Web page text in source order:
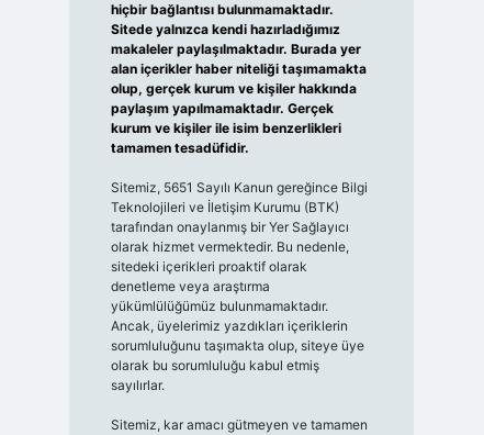
hiçbir bağlantısı bulunmamaktadır.
Sitede yalnızca kendi hazırladığımız
makaleler paylaşılmaktadır. Burada yer
alan içerikler haber niteliği taşımamakta
olup, gerçek kurum ve kişiler hakkında
paylaşım yapılmamaktadır. Gerçek
kurum ve kişiler ile isim benzerlikleri
tamamen tesadüfidir.
Sitemiz, 5651 Sayılı Kanun gereğince Bilgi
Teknolojileri ve İletişim Kurumu (BTK)
tarafından onaylanmış bir Yer Sağlayıcı
olarak hizmet vermektedir. Bu nedenle,
sitedeki içerikleri proaktif olarak
denetleme veya araştırma
yükümlülüğümüz bulunmamaktadır.
Ancak, üyelerimiz yazdıkları içeriklerin
sorumluluğunu taşımakta olup, siteye üye
olarak bu sorumluluğu kabul etmiş
sayılırlar.
Sitemiz, kar amacı gütmeyen ve tamamen